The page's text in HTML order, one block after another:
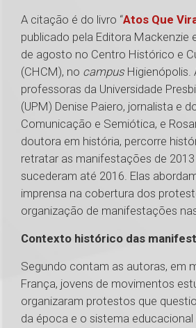
A citação é do livro “Atos Que
publicado pela Editora Mackenzie
de agosto no Centro Histórico e
(CHCM), no campus Higienópolis.
professoras da Universidade
(UPM) Denise Paiero, jornalista e
Comunicação e Semiótica, e
doutora em história, percorre
retratar as manifestações de
sucederam até 2016. Elas
imprensa na cobertura dos
organização de manifestações
Contexto histórico das
Segundo contam as autoras, em
França, jovens de movimentos
organizaram protestos que
da época e o sistema